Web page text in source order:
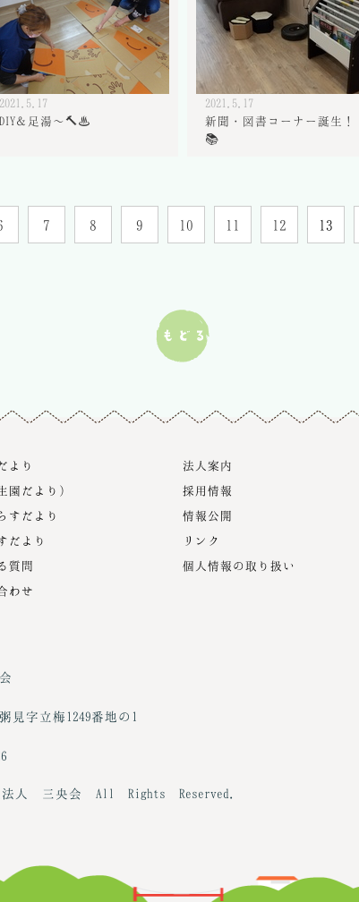
2021.5.17
DIY＆足湯～🔨♨
2021.5.17
新聞・図書コーナー誕生！
📚
7 8 9 10 11 12 13
より
園だより）
すだより
だより
質問
わせ
法人案内
採用情報
情報公開
リンク
個人情報の取り扱い
見字立梅1249番地の1
法人 三央会 All Rights Reserved.